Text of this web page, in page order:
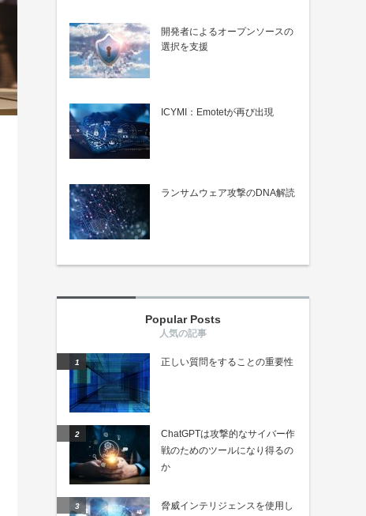
開発者によるオープンソースの
選択を支援
ICYMI：Emotetが再び出現
ランサムウェア攻撃のDNA解読
Popular Posts
正しい質問をすることの重要性
ChatGPTは攻撃的なサイバー作
戦のためのツールになり得るの
か
脅威インテリジェンスを使用し